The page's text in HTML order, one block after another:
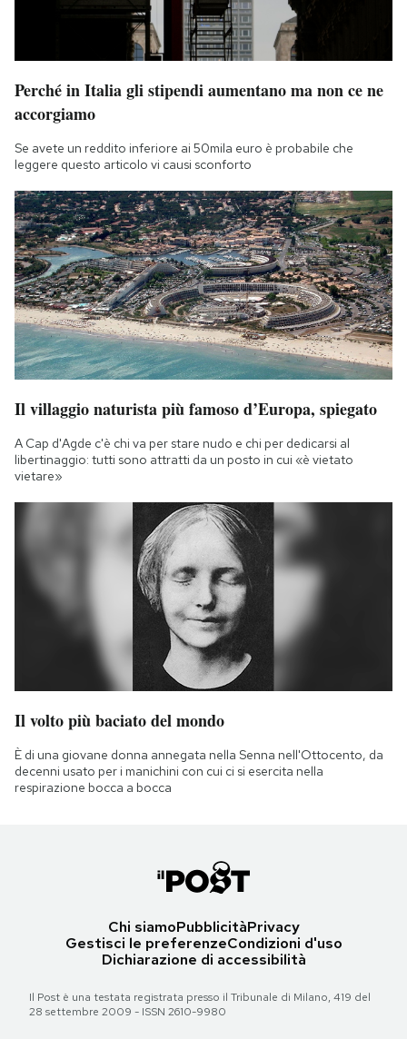
Perché in Italia gli stipendi aumentano ma non ce ne
accorgiamo
Se avete un reddito inferiore ai 50mila euro è probabile che
leggere questo articolo vi causi sconforto
Il villaggio naturista più famoso d’Europa, spiegato
A Cap d'Agde c'è chi va per stare nudo e chi per dedicarsi al
libertinaggio: tutti sono attratti da un posto in cui «è vietato
vietare»
Il volto più baciato del mondo
È di una giovane donna annegata nella Senna nell'Ottocento, da
decenni usato per i manichini con cui ci si esercita nella
respirazione bocca a bocca
Chi siamoPubblicitàPrivacy
Gestisci le preferenzeCondizioni d'uso
Dichiarazione di accessibilità
Il Post è una testata registrata presso il Tribunale di Milano, 419 del
28 settembre 2009 - ISSN 2610-9980